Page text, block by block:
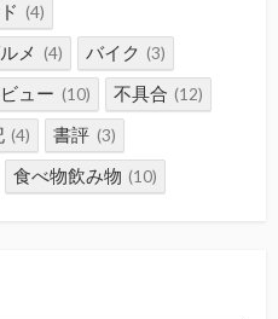
(4)
メ (4) バイク (3)
ュー (10) 不具合 (12)
(4) 書評 (3)
食べ物飲み物 (10)